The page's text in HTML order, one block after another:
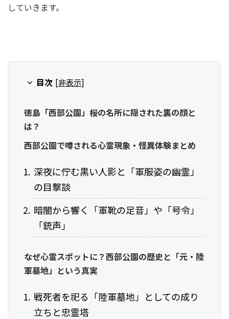
していきます。
目次 [非表示]
徳島「西部公園」桜の名所に隠された裏の顔と
は？
西部公園で噂される心霊現象・怪異体験まとめ
深夜に佇む黒い人影と「軍服姿の幽霊」
の目撃談
暗闇から響く「軍靴の足音」や「号令」
「銃声」
なぜ心霊スポットに？西部公園の歴史と「元・陸
軍墓地」という真実
戦死者を祀る「陸軍墓地」としての成り
立ちと忠霊塔